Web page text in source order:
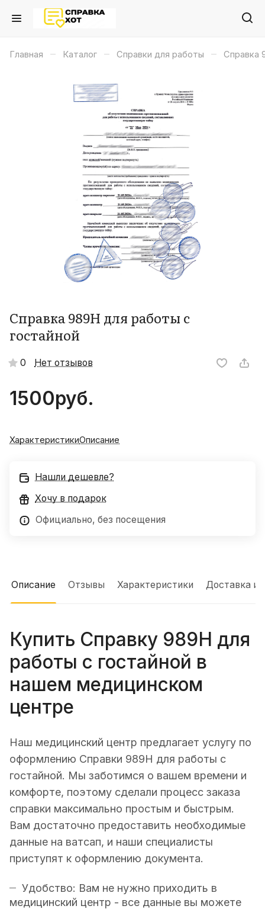
Главная – Каталог – Справки для работы – Справка
Справка 989Н для работы с
гостайной
0 Нет отзывов
1500руб.
ХарактеристикиОписание
Нашли дешевле?
Хочу в подарок
Официально, без посещения
Описание Отзывы Характеристики Доставка и
Купить Справку 989Н для
работы с гостайной в
нашем медицинском
центре
Наш медицинский центр предлагает услугу по
оформлению Справки 989Н для работы с
гостайной. Мы заботимся о вашем времени и
комфорте, поэтому сделали процесс заказа
справки максимально простым и быстрым.
Вам достаточно предоставить необходимые
данные на ватсап, и наши специалисты
приступят к оформлению документа.
Удобство: Вам не нужно приходить в
медицинский центр - все данные вы можете